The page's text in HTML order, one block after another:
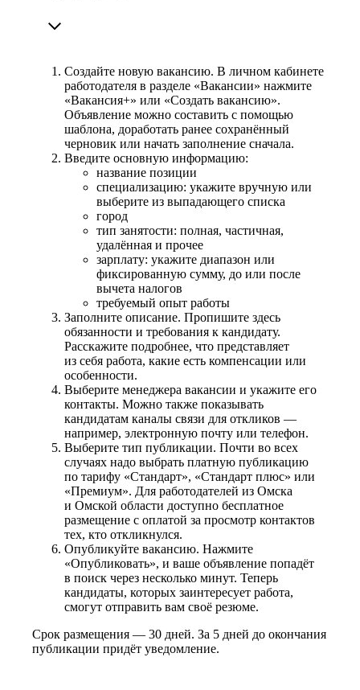
Создайте новую вакансию. В личном кабинете
работодателя в разделе «Вакансии» нажмите
«Вакансия+» или «Создать вакансию».
Объявление можно составить с помощью
шаблона, доработать ранее сохранённый
черновик или начать заполнение сначала.
Введите основную информацию:
название позиции
специализацию: укажите вручную или
выберите из выпадающего списка
город
тип занятости: полная, частичная,
удалённая и прочее
зарплату: укажите диапазон или
фиксированную сумму, до или после
вычета налогов
требуемый опыт работы
Заполните описание. Пропишите здесь
обязанности и требования к кандидату.
Расскажите подробнее, что представляет
из себя работа, какие есть компенсации или
особенности.
Выберите менеджера вакансии и укажите его
контакты. Можно также показывать
кандидатам каналы связи для откликов —
например, электронную почту или телефон.
Выберите тип публикации. Почти во всех
случаях надо выбрать платную публикацию
по тарифу «Стандарт», «Стандарт плюс» или
«Премиум». Для работодателей из Омска
и Омской области доступно бесплатное
размещение с оплатой за просмотр контактов
тех, кто откликнулся.
Опубликуйте вакансию. Нажмите
«Опубликовать», и ваше объявление попадёт
в поиск через несколько минут. Теперь
кандидаты, которых заинтересует работа,
смогут отправить вам своё резюме.
Срок размещения — 30 дней. За 5 дней до окончания
публикации придёт уведомление.